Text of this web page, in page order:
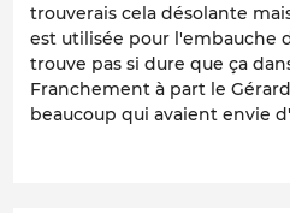
trouverais cela désolante
est utilisée pour l'embauche
trouve pas si dure que ça
Franchement à part le
beaucoup qui avaient envie